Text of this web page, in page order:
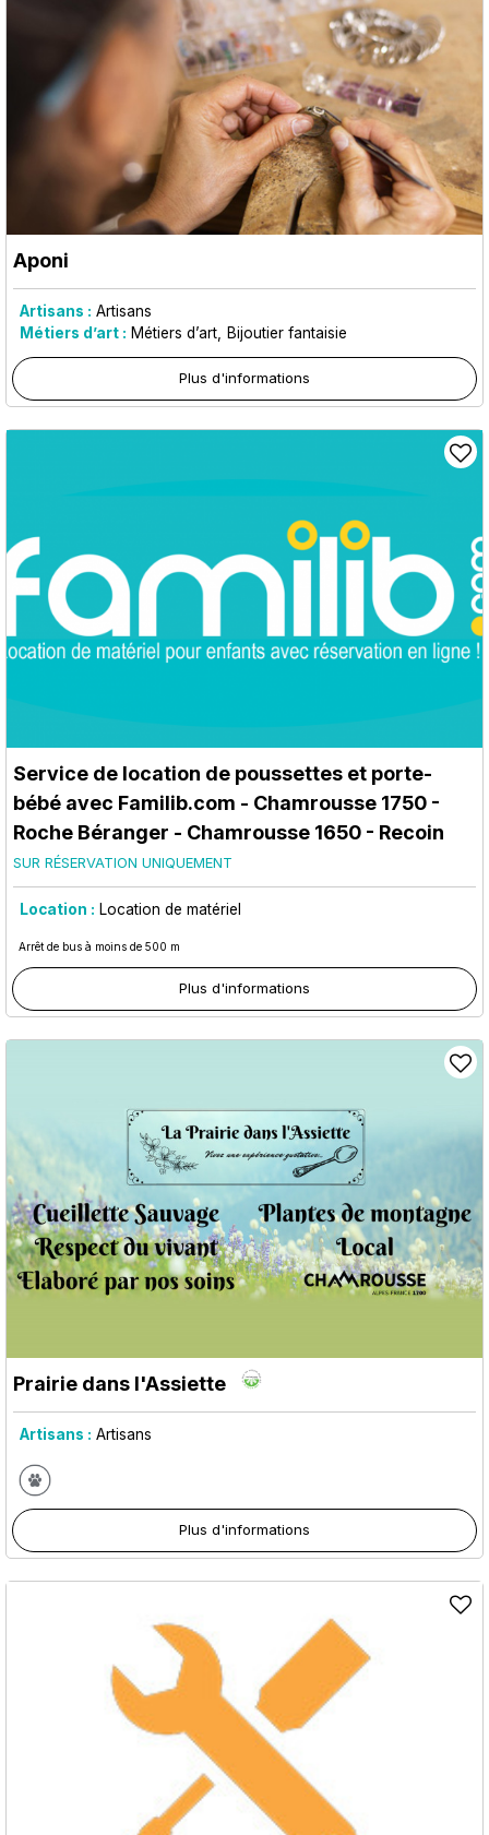
Aponi
Artisans : Artisans
Métiers d’art : Métiers d’art Bijoutier fantaisie
Plus d'informations
Service de location de poussettes et porte-
bébé avec Familib.com - Chamrousse 1750 -
Roche Béranger - Chamrousse 1650 - Recoin
SUR RÉSERVATION UNIQUEMENT
Location : Location de matériel
Arrêt de bus à moins de 500 m
Plus d'informations
Prairie dans l'Assiette
Artisans : Artisans
Plus d'informations